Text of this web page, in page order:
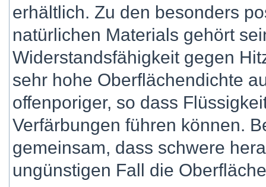
erhältlich. Zu den besonders
natürlichen Materials gehört
Widerstandsfähigkeit gegen
sehr hohe Oberflächendichte
offenporiger, so dass
Verfärbungen führen können.
gemeinsam, dass schwere
ungünstigen Fall die